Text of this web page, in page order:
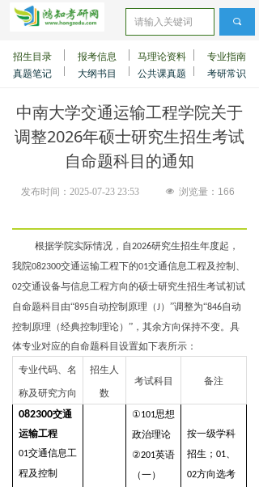
真题笔记 大纲书目 公共课真题 考研常识
招生目录 报考信息 马理论资料 专业指南
끠
发布时间： 2025-07-23 23:53
根据学院实际情况，自2026研究生招生年度起，
我院082300交通运输工程下的01交通信息工程及控制、
02交通设备与信息工程方向的硕士研究生招生考试初试
自命题科目由“895自动控制原理（J）”调整为“846自动
控制原理（经典控制理论）”，其余方向保持不变。具
体专业对应的自命题科目设置如下表所示：
专业代码、名
称及研究方向
招生人
数
考试科目 备注
082300交通
运输工程
01交通信息工
程及控制
①101思想
政治理论
②201英语
（一）
按一级学科
招生； 01、
02方向选考
中南大学交通运输工程学院关于
调整2026年硕士研究生招生考试
自命题科目的通知
넶 浏览量： 166